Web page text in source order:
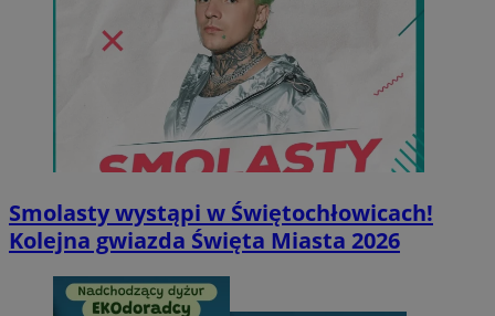
Smolasty wystąpi w Świętochłowicach!
Kolejna gwiazda Święta Miasta 2026